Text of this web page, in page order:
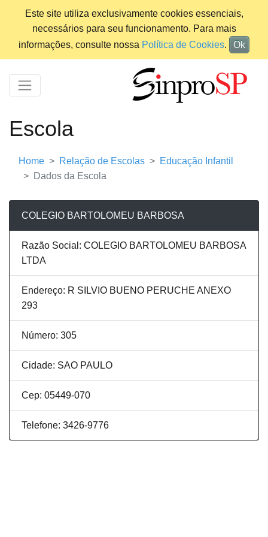
Este site utiliza exclusivamente cookies essenciais,
necessários para seu funcionamento. Para mais
informações, consulte nossa Política de Cookies. Ok
Escola
Home Relação de Escolas
Educação Infantil
Dados da Escola
COLEGIO BARTOLOMEU BARBOSA
Razão Social: COLEGIO BARTOLOMEU BARBOSA
LTDA
Endereço: R SILVIO BUENO PERUCHE ANEXO
293
Número: 305
Cidade: SAO PAULO
Cep: 05449-070
Telefone: 3426-9776